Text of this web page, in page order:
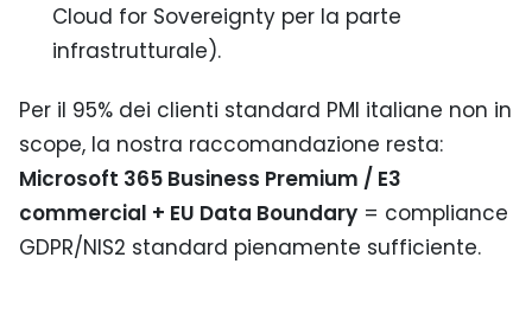
Cloud for Sovereignty per la parte
infrastrutturale).
Per il 95% dei clienti standard PMI italiane non in
scope, la nostra raccomandazione resta:
Microsoft 365 Business Premium / E3
commercial + EU Data Boundary = compliance
GDPR/NIS2 standard pienamente sufficiente.